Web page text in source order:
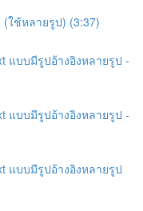
(ใช้หลายรูป) (3:37)
แบบมีรูปอ้างอิงหลายรูป -
แบบมีรูปอ้างอิงหลายรูป -
แบบมีรูปอ้างอิงหลายรูป